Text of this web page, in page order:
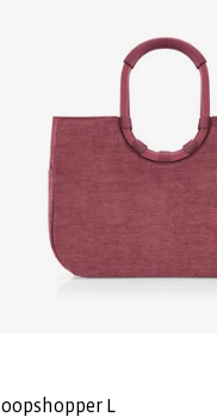
loopshopper L